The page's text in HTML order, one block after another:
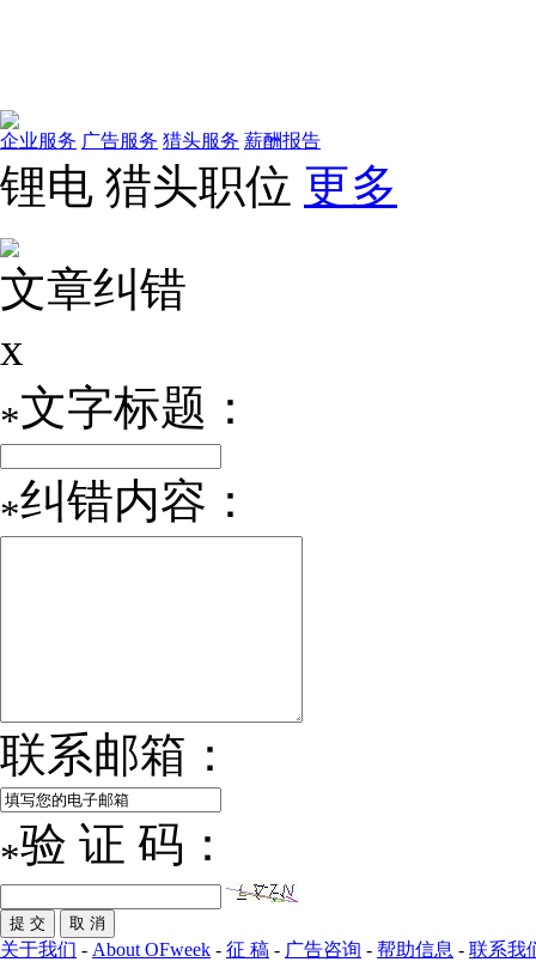
企业服务 广告服务 猎头服务 薪酬报告
锂电 猎头职位 更多
文章纠错
x
*文字标题：
*纠错内容：
联系邮箱：
*验 证 码：
关于我们 - About OFweek - 征 稿 - 广告咨询 - 帮助信息 - 联系我